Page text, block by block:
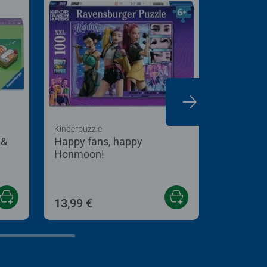
Happy fans, happy
Honmoon!
Kinderpuzzle
13,99 €